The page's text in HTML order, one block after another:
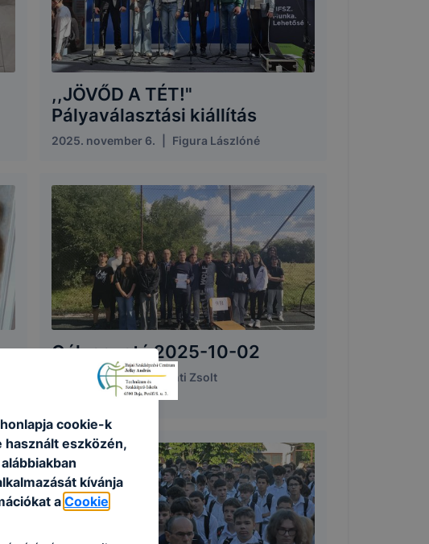
,,JÖVŐD A TÉT!"
Pályaválasztási kiállítás
2025. november 6. Figura Lászlóné
Gólyaavató 2025-10-02
2025. október 2. | Lenti Zsolt
cookie-k
eszközén,
kívánja
a Cookie